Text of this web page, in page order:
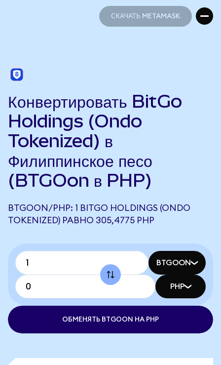
СКАЧАТЬ METAMASK
Конвертировать BitGo
Holdings (Ondo
Tokenized) в
Филиппинское песо
(BTGOon в PHP)
BTGOON/PHP: 1 BITGO HOLDINGS (ONDO
TOKENIZED) РАВНО 305,4775 PHP
BTGOON
PHP
ОБМЕНЯТЬ BTGOON НА PHP